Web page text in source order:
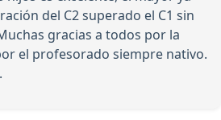
del C2 superado el C1 sin
gracias a todos por la
el profesorado siempre nativo.